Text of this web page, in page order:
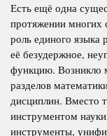
Есть ещё одна
протяжении многих
роль единого языка
её безудержное,
функцию. Возникло
разделов
дисциплин. Вместо
инструментом
инструменты,